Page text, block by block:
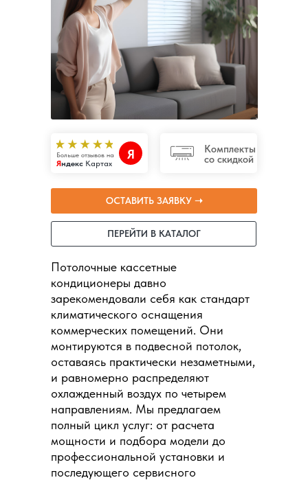
Больше отзывов на
Яндекс Картах
Я
Потолочные кассетные
кондиционеры давно
зарекомендовали себя как стандарт
климатического оснащения
коммерческих помещений. Они
монтируются в подвесной потолок,
оставаясь практически незаметными,
и равномерно распределяют
охлажденный воздух по четырем
направлениям. Мы предлагаем
полный цикл услуг: от расчета
мощности и подбора модели до
профессиональной установки и
последующего сервисного
ОСТАВИТЬ ЗАЯВКУ ➝
ПЕРЕЙТИ В КАТАЛОГ
Комплекты
со скидкой